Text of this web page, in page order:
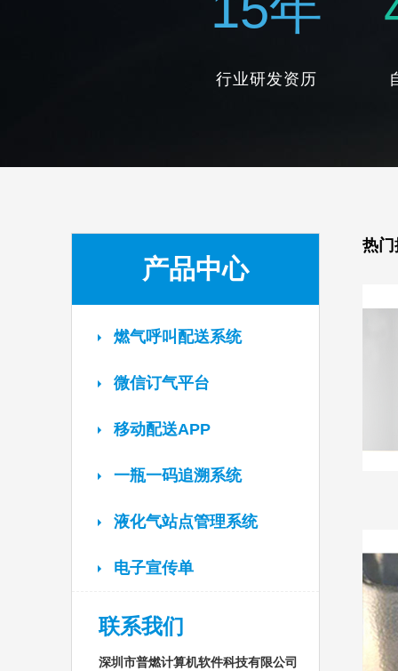
行业研发资历
产品中心
燃气呼叫配送系统
微信订气平台
移动配送APP
一瓶一码追溯系统
液化气站点管理系统
电子宣传单
联系我们
深圳市普燃计算机软件科技有限公司
热门